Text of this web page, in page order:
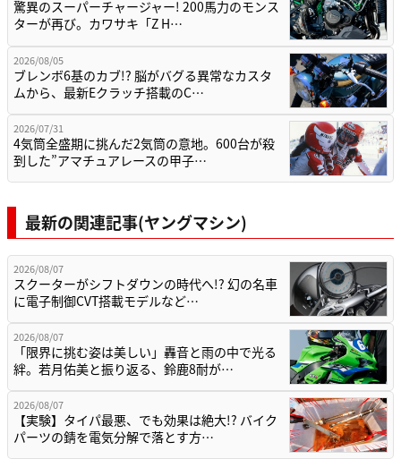
驚異のスーパーチャージャー! 200馬力のモンス
ターが再び。カワサキ「Z H…
2026/08/05
ブレンボ6基のカブ!? 脳がバグる異常なカスタ
ムから、最新Eクラッチ搭載のC…
2026/07/31
4気筒全盛期に挑んだ2気筒の意地。600台が殺
到した”アマチュアレースの甲子…
最新の関連記事(ヤングマシン)
2026/08/07
スクーターがシフトダウンの時代へ!? 幻の名車
に電子制御CVT搭載モデルなど…
2026/08/07
「限界に挑む姿は美しい」轟音と雨の中で光る
絆。若月佑美と振り返る、鈴鹿8耐が…
2026/08/07
【実験】タイパ最悪、でも効果は絶大!? バイク
パーツの錆を電気分解で落とす方…